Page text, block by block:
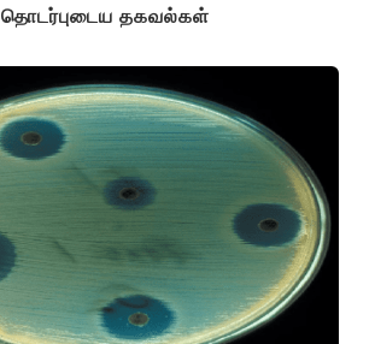
தொடர்புடைய தகவல்கள்